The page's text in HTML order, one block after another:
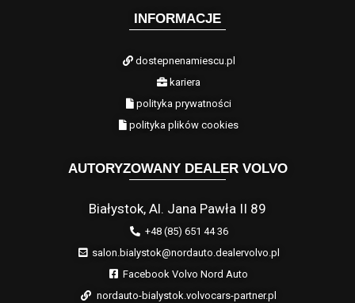
INFORMACJE
dostepnenamiescu.pl
kariera
polityka prywatności
polityka plików cookies
AUTORYZOWANY DEALER VOLVO
Białystok, Al. Jana Pawła II 89
+48 (85) 651 44 36
salon.bialystok@nordauto.dealervolvo.pl
Facebook Volvo Nord Auto
nordauto-bialystok.volvocars-partner.pl